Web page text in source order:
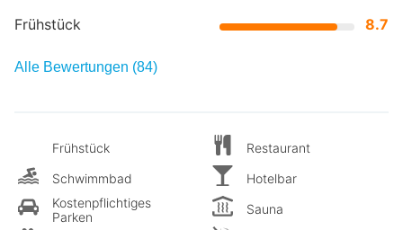
Frühstück
8.7
Alle Bewertungen (84)
Frühstück
Schwimmbad
Kostenpflichtiges
Parken
Restaurant
Hotelbar
Sauna